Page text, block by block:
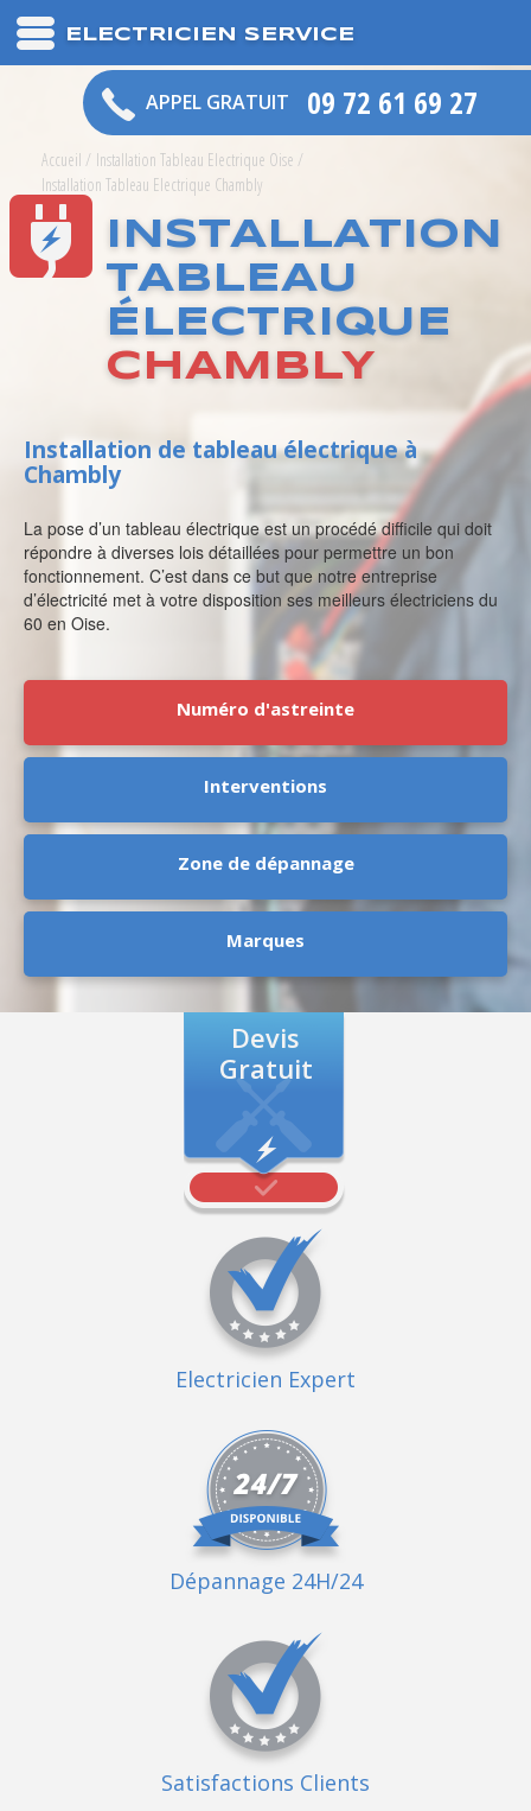
ELECTRICIEN SERVICE
APPEL GRATUIT 09 72 61 69 27
Accueil / Installation Tableau Electrique Oise /
Installation Tableau Electrique Chambly
INSTALLATION
TABLEAU
ÉLECTRIQUE
CHAMBLY
Installation de tableau électrique à
Chambly
La pose d’un tableau électrique est un procédé difficile qui doit
répondre à diverses lois détaillées pour permettre un bon
fonctionnement. C’est dans ce but que notre entreprise
d’électricité met à votre disposition ses meilleurs électriciens du
60 en Oise.
Numéro d'astreinte
Interventions
Zone de dépannage
Marques
Devis
Gratuit
Electricien Expert
Dépannage 24H/24
Satisfactions Clients